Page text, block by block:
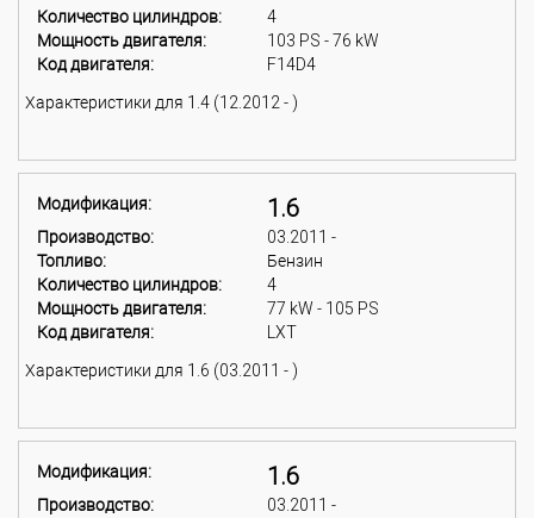
Количество цилиндров:
4
Мощность двигателя:
103 PS - 76 kW
Код двигателя:
F14D4
Характеристики для 1.4 (12.2012 - )
Модификация: 1.6
Производство:
03.2011 -
Топливо:
Бензин
Количество цилиндров:
4
Мощность двигателя:
77 kW - 105 PS
Код двигателя:
LXT
Характеристики для 1.6 (03.2011 - )
Модификация: 1.6
Производство:
03.2011 -